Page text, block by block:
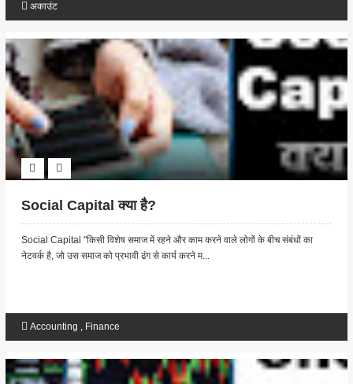
अकाउंट
Social Capital क्या है?
Social Capital "किसी विशेष समाज में रहने और काम करने वाले लोगों के बीच संबंधों का
नेटवर्क है, जो उस समाज को प्रभावी ढंग से कार्य करने म...
Accounting , Finance